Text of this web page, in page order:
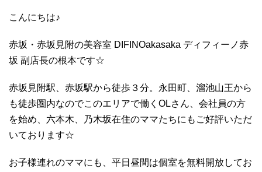
こんにちは♪
赤坂・赤坂見附の美容室 DIFINOakasaka ディフィーノ赤
坂 副店長の根本です☆
赤坂見附駅、赤坂駅から徒歩３分。永田町、溜池山王から
も徒歩圏内なのでこのエリアで働くOLさん、会社員の方
を始め、六本木、乃木坂在住のママたちにもご好評いただ
いております☆
お子様連れのママにも、平日昼間は個室を無料開放してお